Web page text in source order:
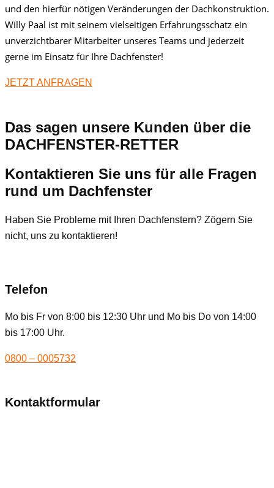
und den hierfür nötigen Veränderungen der Dachkonstruktion.
Willy Paal ist mit seinem vielseitigen Erfahrungsschatz ein
unverzichtbarer Mitarbeiter unseres Teams und jederzeit
gerne im Einsatz für Ihre Dachfenster!
JETZT ANFRAGEN
Das sagen unsere Kunden über die
DACHFENSTER-RETTER
Kontaktieren Sie uns für alle Fragen
rund um Dachfenster
Haben Sie Probleme mit Ihren Dachfenstern? Zögern Sie
nicht, uns zu kontaktieren!
Telefon
Mo bis Fr von 8:00 bis 12:30 Uhr und Mo bis Do von 14:00
bis 17:00 Uhr.
0800 – 0005732
Kontaktformular